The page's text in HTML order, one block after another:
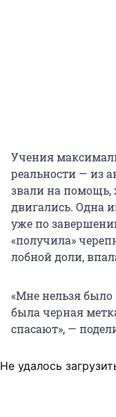
Учения
реальности — из
звали на помощь,
двигались. Одна
уже по
«получила»
лобной доли,
«Мне нельзя было
была черная
спасают», —
Не удалось